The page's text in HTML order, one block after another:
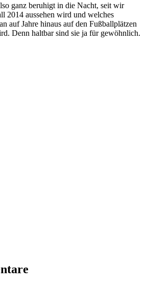
ganz beruhigt in die Nacht, seit wir
2014 aussehen wird und welches
auf Jahre hinaus auf den Fußballplätzen
Denn haltbar sind sie ja für gewöhnlich.